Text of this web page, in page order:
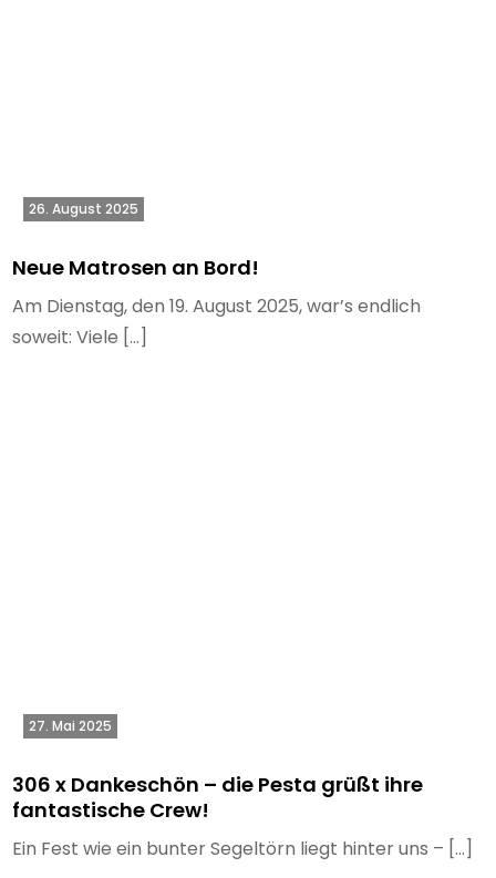
26. August 2025
Neue Matrosen an Bord!
Am Dienstag, den 19. August 2025, war’s endlich
soweit: Viele […]
27. Mai 2025
306 x Dankeschön – die Pesta grüßt ihre
fantastische Crew!
Ein Fest wie ein bunter Segeltörn liegt hinter uns – […]